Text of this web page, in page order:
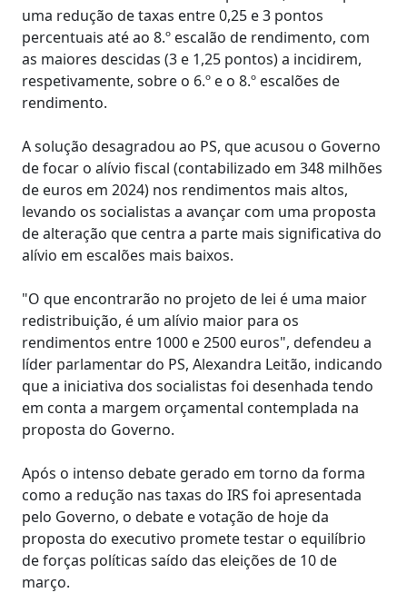
uma redução de taxas entre 0,25 e 3 pontos
percentuais até ao 8.º escalão de rendimento, com
as maiores descidas (3 e 1,25 pontos) a incidirem,
respetivamente, sobre o 6.º e o 8.º escalões de
rendimento.
A solução desagradou ao PS, que acusou o Governo
de focar o alívio fiscal (contabilizado em 348 milhões
de euros em 2024) nos rendimentos mais altos,
levando os socialistas a avançar com uma proposta
de alteração que centra a parte mais significativa do
alívio em escalões mais baixos.
"O que encontrarão no projeto de lei é uma maior
redistribuição, é um alívio maior para os
rendimentos entre 1000 e 2500 euros", defendeu a
líder parlamentar do PS, Alexandra Leitão, indicando
que a iniciativa dos socialistas foi desenhada tendo
em conta a margem orçamental contemplada na
proposta do Governo.
Após o intenso debate gerado em torno da forma
como a redução nas taxas do IRS foi apresentada
pelo Governo, o debate e votação de hoje da
proposta do executivo promete testar o equilíbrio
de forças políticas saído das eleições de 10 de
março.